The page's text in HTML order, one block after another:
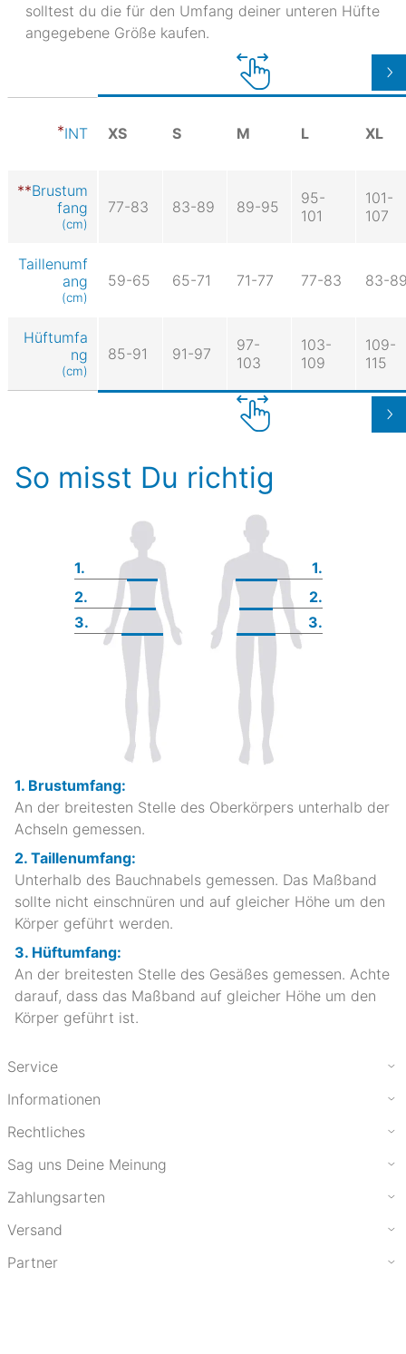
solltest du die für den Umfang deiner unteren Hüfte
angegebene Größe kaufen.
INT XS S M L XL
Brustum
fang
(cm)
77-83 83-89 89-95
95-
101
101-
107
Taillenumf
ang
(cm)
59-65 65-71 71-77 77-83 83-
Hüftumfa
ng
(cm)
85-91 91-97
97-
103
103-
109
109-
115
So misst Du richtig
1.
1.
2.
2.
3.
3.
1. Brustumfang:
An der breitesten Stelle des Oberkörpers unterhalb der
Achseln gemessen.
2. Taillenumfang:
Unterhalb des Bauchnabels gemessen. Das Maßband
sollte nicht einschnüren und auf gleicher Höhe um den
Körper geführt werden.
3. Hüftumfang:
An der breitesten Stelle des Gesäßes gemessen. Achte
darauf, dass das Maßband auf gleicher Höhe um den
Körper geführt ist.
Service
Informationen
Rechtliches
Sag uns Deine Meinung
Zahlungsarten
Versand
Partner